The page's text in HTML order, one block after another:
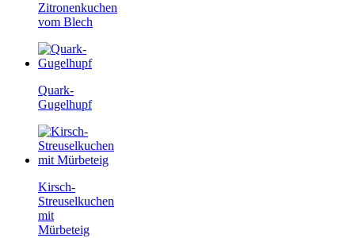
Zitronenkuchen
vom Blech
Quark-
Gugelhupf
Kirsch-
Streuselkuchen
mit
Mürbeteig